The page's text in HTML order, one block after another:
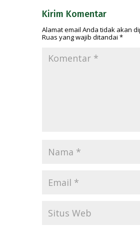
Kirim Komentar
Alamat email Anda tidak akan
Ruas yang wajib ditandai *